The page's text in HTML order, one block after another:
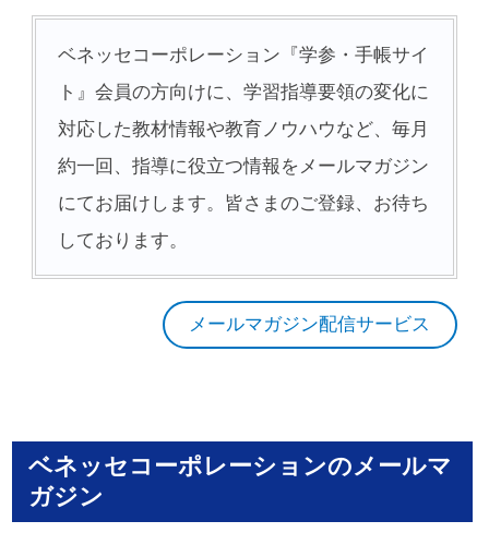
ベネッセコーポレーション『学参・手帳サイ
ト』会員の方向けに、学習指導要領の変化に
対応した教材情報や教育ノウハウなど、毎月
約一回、指導に役立つ情報をメールマガジン
にてお届けします。皆さまのご登録、お待ち
しております。
メールマガジン配信サービス
ベネッセコーポレーションのメールマ
ガジン